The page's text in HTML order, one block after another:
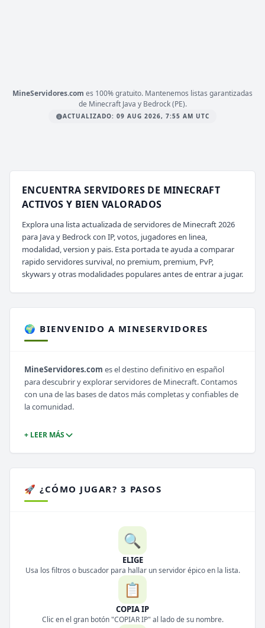
MineServidores.com es 100% gratuito. Mantenemos listas garantizadas
de Minecraft Java y Bedrock (PE).
ACTUALIZADO: 09 AUG 2026, 7:55 AM UTC
ENCUENTRA SERVIDORES DE MINECRAFT
ACTIVOS Y BIEN VALORADOS
Explora una lista actualizada de servidores de Minecraft 2026
para Java y Bedrock con IP, votos, jugadores en linea,
modalidad, version y pais. Esta portada te ayuda a comparar
rapido servidores survival, no premium, premium, PvP,
skywars y otras modalidades populares antes de entrar a jugar.
🌍 BIENVENIDO A MINESERVIDORES
MineServidores.com es el destino definitivo en español
para descubrir y explorar servidores de Minecraft. Contamos
con una de las bases de datos más completas y confiables de
la comunidad.
+ LEER MÁS
🚀 ¿CÓMO JUGAR? 3 PASOS
🔍
ELIGE
Usa los filtros o buscador para hallar un servidor épico en la lista.
📋
COPIA IP
Clic en el gran botón "COPIAR IP" al lado de su nombre.